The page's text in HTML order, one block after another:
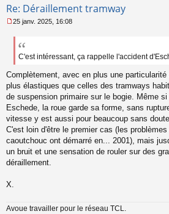
Re: Déraillement tramway
e
a
g
e
o
n
l
u
25 janv. 2025, 16:08
C'est intéressant, ça rappelle l'accident
Complètement, avec en plus une
plus élastiques que celles des tramways
de suspension primaire sur le bogie. Même
Eschede, la roue garde sa forme, sans
vitesse y est aussi pour beaucoup sans
C'est loin d'être le premier cas (les
caoutchouc ont démarré en... 2001), mais
un bruit et une sensation de rouler sur des
déraillement.
X.
Avoue travailler pour le réseau TCL.